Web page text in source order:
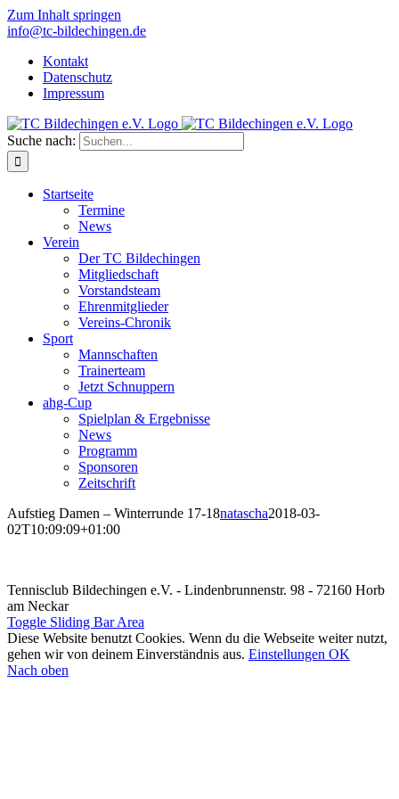
Zum Inhalt springen
info@tc-bildechingen.de
Kontakt
Datenschutz
Impressum
Suche nach:
Startseite
Termine
News
Verein
Der TC Bildechingen
Mitgliedschaft
Vorstandsteam
Ehrenmitglieder
Vereins-Chronik
Sport
Mannschaften
Trainerteam
Jetzt Schnuppern
ahg-Cup
Spielplan & Ergebnisse
News
Programm
Sponsoren
Zeitschrift
Aufstieg Damen – Winterrunde 17-18natascha2018-03-
02T10:09:09+01:00
Tennisclub Bildechingen e.V. - Lindenbrunnenstr. 98 - 72160 Horb
am Neckar
Toggle Sliding Bar Area
Diese Website benutzt Cookies. Wenn du die Webseite weiter nutzt,
gehen wir von deinem Einverständnis aus. Einstellungen OK
Nach oben